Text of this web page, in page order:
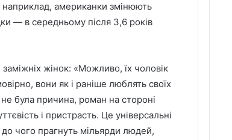
американки змінюють
— в середньому після 3,6 років
жінок: «Можливо, їх чоловік
вони як і раніше люблять своїх
була причина, роман на стороні
і пристрасть. Це універсальні
чого прагнуть мільярди людей,